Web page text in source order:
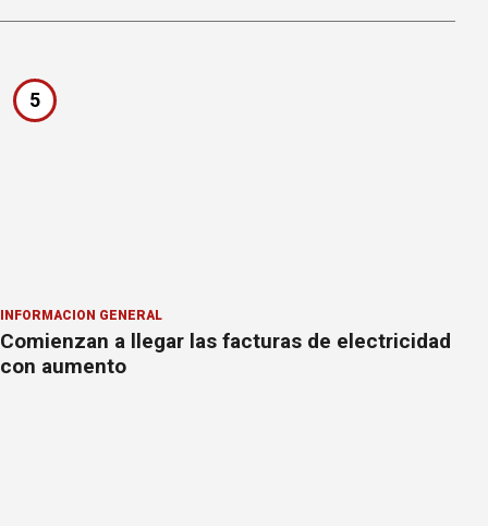
5
INFORMACION GENERAL
Comienzan a llegar las facturas de electricidad
con aumento